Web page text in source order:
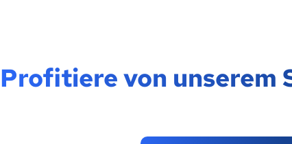
Profitiere von unserem